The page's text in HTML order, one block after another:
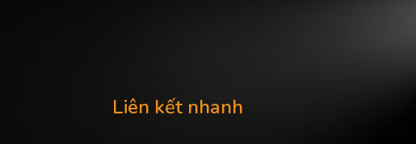
Liên kết nhanh